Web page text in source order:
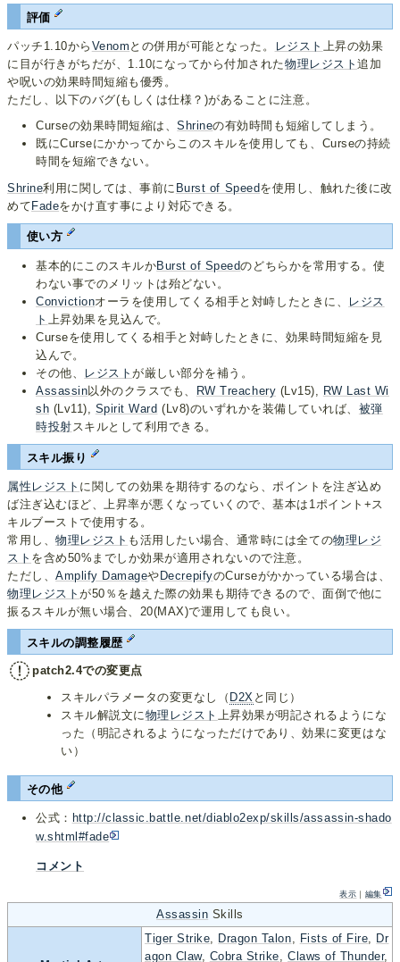
評価
パッチ1.10から Venom との併用が可能となった。 レジスト 上昇の効果
に目が行きがちだが、1.10になってから付加された物理レジスト追加
や呪いの効果時間短縮も優秀。
ただし、以下のバグ(もしくは仕様？)があることに注意。
Curseの効果時間短縮は、Shrineの有効時間も短縮してしまう。
既にCurseにかかってからこのスキルを使用しても、Curseの持続
時間を短縮できない。
Shrine利用に関しては、事前に Burst of Speedを使用し、触れた後に改
めてFadeをかけ直す事により対応できる。
使い方
基本的にこのスキルかBurst of Speedのどちらかを常用する。使
わない事でのメリットは殆どない。
Convictionオーラを使用してくる相手と対峙したときに、
レジス
ト
上昇効果を見込んで。
Curseを使用してくる相手と対峙したときに、効果時間短縮を見
込んで。
その他、
レジストが厳しい部分を補う。
Assassin以外のクラスでも、 RW Treachery (Lv15),
RW Last Wi
sh (Lv11), Spirit Ward (Lv8)のいずれかを装備していれば、 被弾
時投射 スキルとして利用できる。
スキル振り
属性レジスト に関しての効果を期待するのなら、ポイントを注ぎ込め
ば注ぎ込むほど、上昇率が悪くなっていくので、基本は1ポイント+ス
キルブーストで使用する。
常用し、物理レジスト も活用したい場合、通常時には全ての物理レジ
スト を含め50%までしか効果が適用されないので注意。
ただし、Amplify Damageや DecrepifyのCurseがかかっている場合は、
物理レジストが50％を越えた際の効果も期待できるので、面倒で他に
振るスキルが無い場合、20(MAX)で運用しても良い。
スキルの調整履歴
patch2.4での変更点
スキルパラメータの変更なし（ D2X と同じ）
スキル解説文に 物理レジスト
上昇効果が明記されるようにな
った（明記されるようになっただけであり、効果に変更はな
い）
その他
公式： http://classic.battle.net/diablo2exp/skills/assassin-shado
w.shtml#fade
コメント
表示 ｜ 編集
Assassin Skills
Tiger Strike Dragon Talon Fists of Fire
Dr
agon Claw, Cobra Strike ,Claws of Thunder,